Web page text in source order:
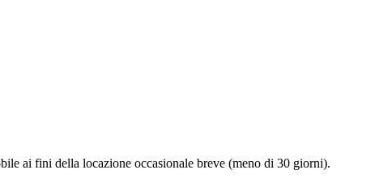
ai fini della locazione occasionale breve (meno di 30 giorni).